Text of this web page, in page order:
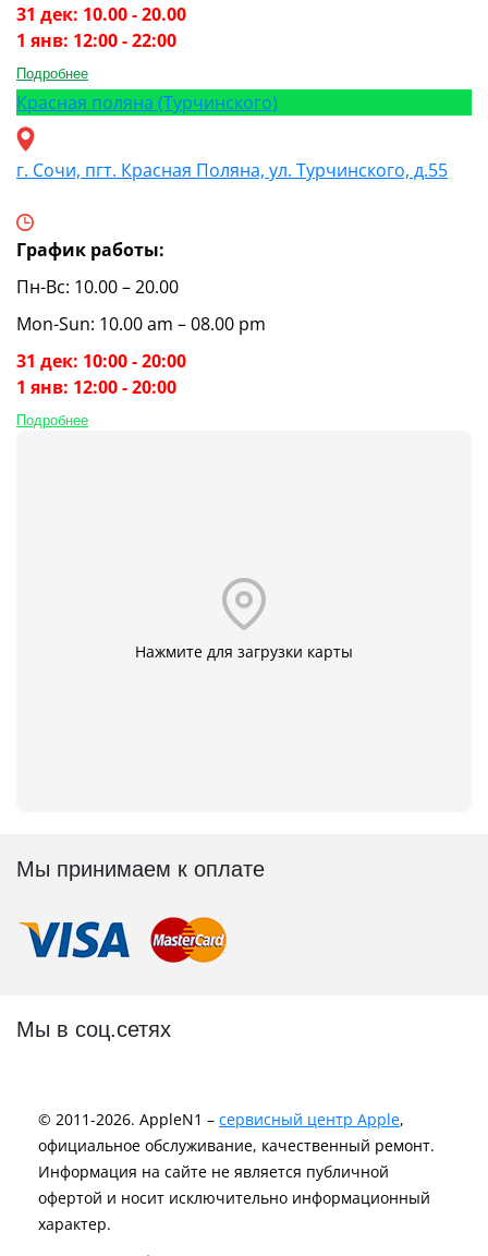
31 дек: 10.00 - 20.00
1 янв: 12:00 - 22:00
Подробнее
Красная поляна (Турчинского)
г. Сочи, пгт. Красная Поляна, ул. Турчинского, д.55
График работы:
Пн-Вс: 10.00 – 20.00
Mon-Sun: 10.00 am – 08.00 pm
31 дек: 10:00 - 20:00
1 янв: 12:00 - 20:00
Подробнее
Нажмите для загрузки карты
Мы принимаем к оплате
Мы в соц.сетях
© 2011-2026. AppleN1 – сервисный центр Apple,
официальное обслуживание, качественный ремонт.
Информация на сайте не является публичной
офертой и носит исключительно информационный
характер.